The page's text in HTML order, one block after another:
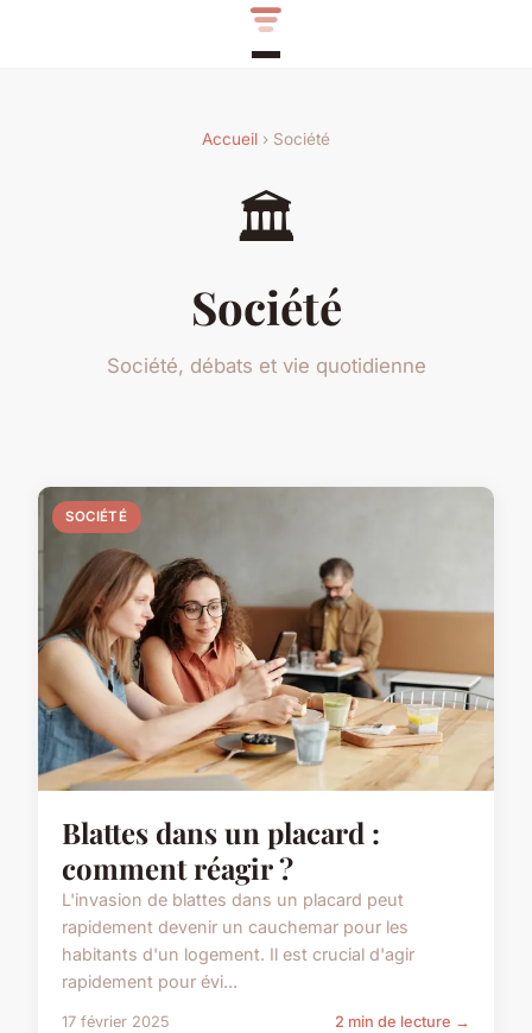
Accueil › Société
🏛️
Société
Société, débats et vie quotidienne
SOCIÉTÉ
Blattes dans un placard :
comment réagir ?
L'invasion de blattes dans un placard peut
rapidement devenir un cauchemar pour les
habitants d'un logement. Il est crucial d'agir
rapidement pour évi...
17 février 2025 2 min de lecture →